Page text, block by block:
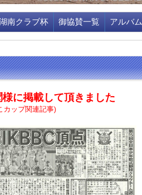
南クラブ杯 御協賛一覧 アルバム
様に掲載して頂きました
カップ関連記事)